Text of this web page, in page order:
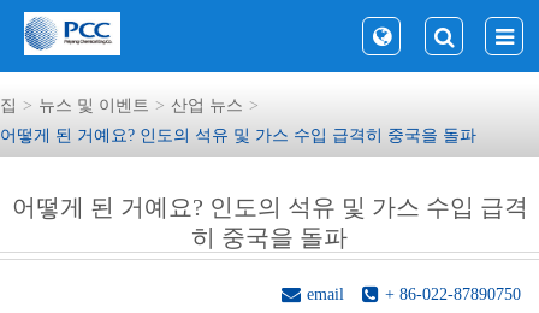
집 뉴스 및 이벤트
산업 뉴스
어떻게 된 거예요? 인도의 석유 및 가스 수입 급격히 중국을 돌파
어떻게 된 거예요? 인도의 석유 및 가스 수입 급격
히 중국을 돌파
+ 86-022-87890750
email